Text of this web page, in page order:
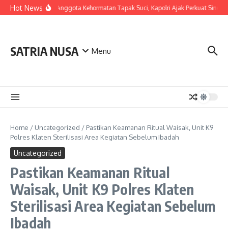
Skip to content
Hot News
LDianugerahi Anggota Kehormatan Tapak Suci, Kapolri Ajak Perkuat Sinergi
SATRIA NUSA Menu
Home / Uncategorized / Pastikan Keamanan Ritual Waisak, Unit K9
Polres Klaten Sterilisasi Area Kegiatan Sebelum Ibadah
Uncategorized
Pastikan Keamanan Ritual
Waisak, Unit K9 Polres Klaten
Sterilisasi Area Kegiatan Sebelum
Ibadah